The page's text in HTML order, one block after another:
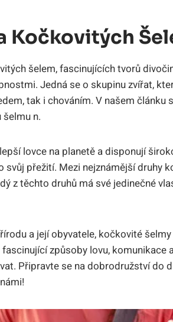
Kočkovitých
šelem, fascinujících tvorů
Jedná se o skupinu zvířat,
tak i chováním. V našem článku
n.
lovce na planetě a disponují
přežití. Mezi nejznámější druhy
z těchto druhů má své jedinečné
a její obyvatele, kočkovité
způsoby lovu, komunikace
Připravte se na dobrodružství do